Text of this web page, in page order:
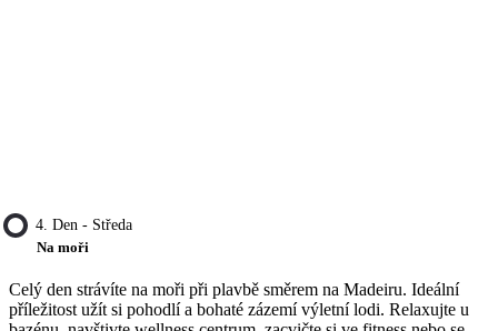
4. Den - Středa
Na moři
Celý den strávíte na moři při plavbě směrem na Madeiru. Ideální
příležitost užít si pohodlí a bohaté zázemí výletní lodi. Relaxujte u